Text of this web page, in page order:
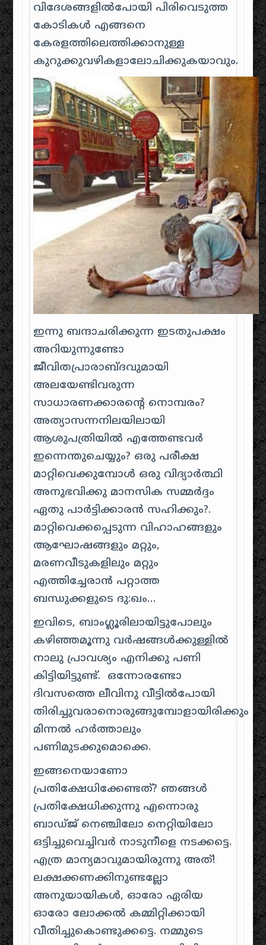
വിദേശങ്ങളില്‍‌പോയി പിരിവെടുത്ത
കോടികള്‍‌ എങ്ങനെ
കേരളത്തിലെത്തിക്കാനുള്ള
കുറുക്കുവഴികളാലോചിക്കുകയാവും.
ഇന്നു ബന്ദാചരിക്കുന്ന ഇടതുപക്ഷം‌
അറിയുന്നുണ്ടോ
ജീവിതപ്രാരാബ്ദവുമായി
അലയേണ്ടിവരുന്ന
സാധാരണക്കാരന്റെ നൊമ്പരം?
അത്യാസന്നനിലയിലായി
ആശുപത്രിയില്‍‌ എത്തേണ്ടവര്‍‌
ഇന്നെന്തുചെയ്യും‌? ഒരു പരീക്ഷ
മാറ്റിവെക്കുമ്പോള്‍‌ ഒരു വിദ്യാര്‍‌ത്ഥി
അനുഭവിക്കു മാനസിക സമ്മര്‍‌ദ്ദം‌
ഏതു പാര്‍‌ട്ടിക്കാരന്‍‌ സഹിക്കും?.
മാറ്റിവെക്കപ്പെടുന്ന വിഹാഹങ്ങളും‌
ആഘോഷങ്ങളും‌ മറ്റും‌,
മരണവീടുകളിലും‌ മറ്റും‌
എത്തിച്ചേരാന്‍‌ പറ്റാത്ത
ബന്ധുക്കളുടെ ദു:ഖം…
ഇവിടെ, ബാം‌ഗ്ലൂരിലായിട്ടുപോലും‌
കഴിഞ്ഞമൂന്നു വര്‍ഷങ്ങള്‍‌ക്കുള്ളില്‍‌
നാലു പ്രാവശ്യം‌ എനിക്കു പണി
കിട്ടിയിട്ടുണ്ട്. ഒന്നോരണ്ടോ
ദിവസത്തെ ലീവിനു വീട്ടില്‍‌പോയി
തിരിച്ചുവരാനൊരുങ്ങുമ്പോളായിരിക്കും
മിന്നല്‍‌ ഹര്‍‌ത്താലും‌
പണിമുടക്കുമൊക്കെ.
ഇങ്ങനെയാണോ
പ്രതിക്ഷേധിക്കേണ്ടത്? ഞങ്ങള്‍‌
പ്രതിക്ഷേധിക്കുന്നു എന്നൊരു
ബാഡ്‌ജ്‌ നെഞ്ചിലോ നെറ്റിയിലോ
ഒട്ടിച്ചുവെച്ചിവര്‍‌ നാടുനീളെ നടക്കട്ടെ.
എത്ര മാന്യമാവുമായിരുന്നു അത്!
ലക്ഷക്കണക്കിനുണ്ടല്ലോ
അനുയായികള്‍‌, ഓരോ ഏരിയ
ഓരോ ലോക്കല്‍‌ കമ്മിറ്റിക്കായി
വീതിച്ചുകൊണ്ടുക്കട്ടെ. നമ്മുടെ